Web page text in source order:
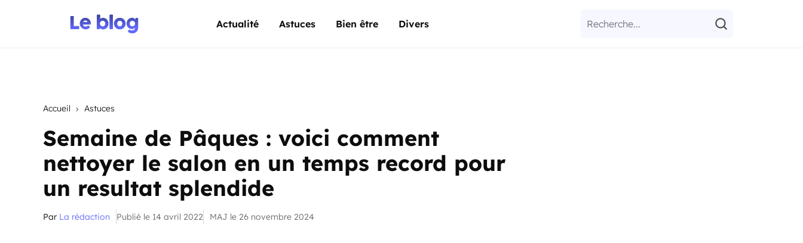
Actualité Astuces Bien être Divers
Accueil Astuces
Semaine de Pâques : voici comment
nettoyer le salon en un temps record pour
un resultat splendide
Par La rédaction Publié le 14 avril 2022 MAJ le 26 novembre 2024